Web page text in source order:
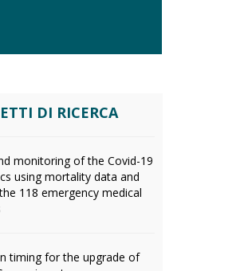
DI RICERCA
monitoring of the Covid-19
using mortality data and
118 emergency medical
timing for the upgrade of